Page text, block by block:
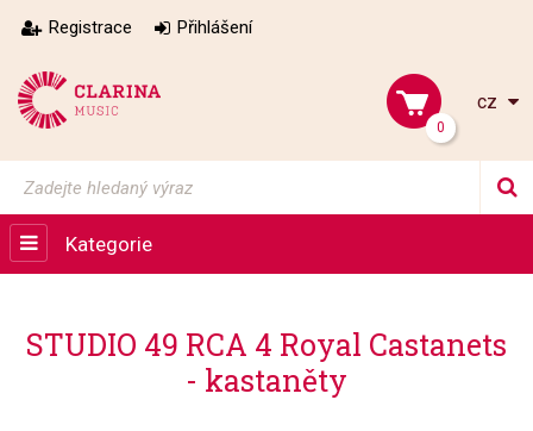
Registrace Přihlášení
0
cz
Kategorie
STUDIO 49 RCA 4 Royal Castanets
- kastaněty